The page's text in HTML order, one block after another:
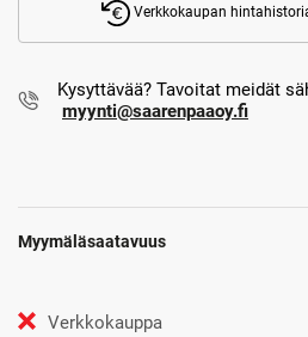
Verkkokaupan
Kysyttävää? Tavoitat meidät
myynti@saarenpaaoy.fi
Myymäläsaatavuus
Verkkokauppa